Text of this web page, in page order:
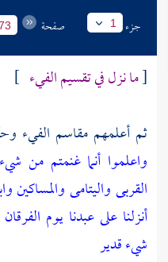
جزء 1 صفحة
[ما نزل في تقسيم الفيء ]
ثم أعلمهم مقاسم الفيء
واعلموا أنما غنمتم من
القربى واليتامى والمساكين
أنزلنا على عبدنا يوم
شيء قدير